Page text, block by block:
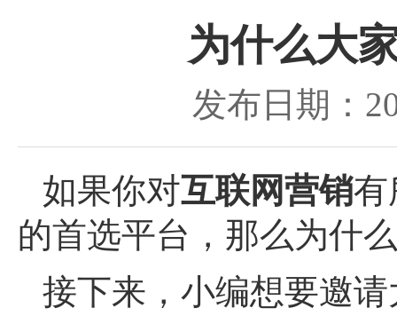
为什么大
发布日期：
如果你对互联网营销有
的首选平台，那么为什
接下来，小编想要邀